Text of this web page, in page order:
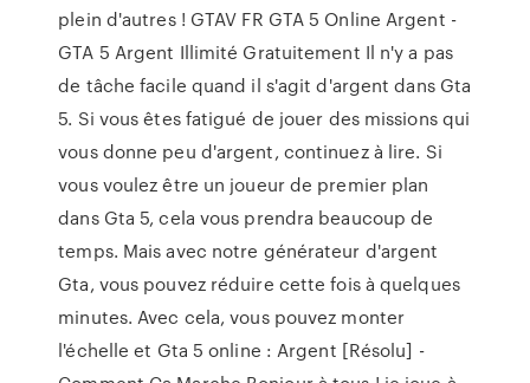
plein d'autres ! GTAV FR GTA 5 Online Argent -
GTA 5 Argent Illimité Gratuitement Il n'y a pas
de tâche facile quand il s'agit d'argent dans Gta
5. Si vous êtes fatigué de jouer des missions qui
vous donne peu d'argent, continuez à lire. Si
vous voulez être un joueur de premier plan
dans Gta 5, cela vous prendra beaucoup de
temps. Mais avec notre générateur d'argent
Gta, vous pouvez réduire cette fois à quelques
minutes. Avec cela, vous pouvez monter
l'échelle et Gta 5 online : Argent [Résolu] -